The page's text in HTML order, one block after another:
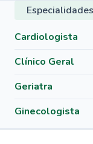
Cardiologista
Clínico Geral
Geriatra
Ginecologista